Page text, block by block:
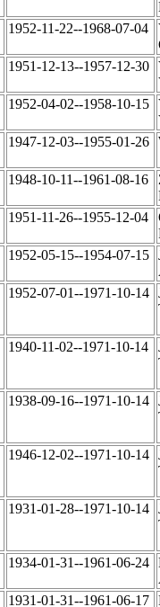
1952-11-22--1968-07-04
1951-12-13--1957-12-30
1952-04-02--1958-10-15
1947-12-03--1955-01-26
1948-10-11--1961-08-16
1951-11-26--1955-12-04
1952-05-15--1954-07-15
1952-07-01--1971-10-14
1940-11-02--1971-10-14
1938-09-16--1971-10-14
1946-12-02--1971-10-14
1931-01-28--1971-10-14
1934-01-31--1961-06-24
1931-01-31--1961-06-17